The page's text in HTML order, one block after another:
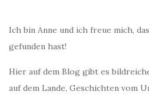
Ich bin Anne und ich freue mich,
gefunden hast!
Hier auf dem Blog gibt es
auf dem Lande, Geschichten vom